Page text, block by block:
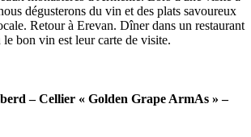
dégusterons du vin et des plats savoureux
Retour à Erevan. Dîner dans un restaurant
bon vin est leur carte de visite.
– Cellier « Golden Grape ArmAs » –